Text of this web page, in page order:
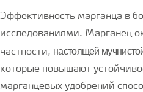
Эффективность марганца в
исследованиями. Марганец
частности, настоящей
которые повышают
марганцевых удобрений